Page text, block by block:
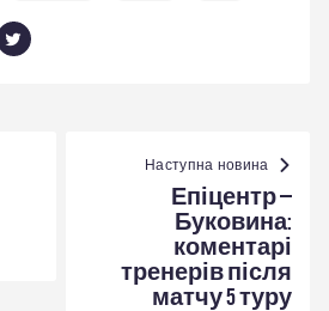
Наступна новина
Епіцентр –
Буковина:
коментарі
тренерів після
матчу 5 туру